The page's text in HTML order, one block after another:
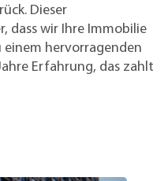
Dieser
dass wir Ihre Immobilie
hervorragenden
Erfahrung, das zahlt